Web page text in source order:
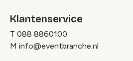
Klantenservice
T 088 8860100
M info@eventbranche.nl